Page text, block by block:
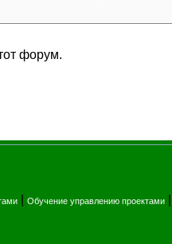
форум.
Обучение управлению проектами